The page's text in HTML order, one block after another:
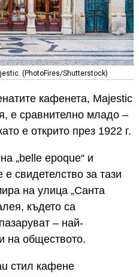
(PhotoFires/Shutterstock)
кафенета, Majestic
е сравнително младо –
е открито през 1922 г.
„belle epoque“ и
свидетелство за тази
на улица „Санта
където са
– най-
на обществото.
стил кафене